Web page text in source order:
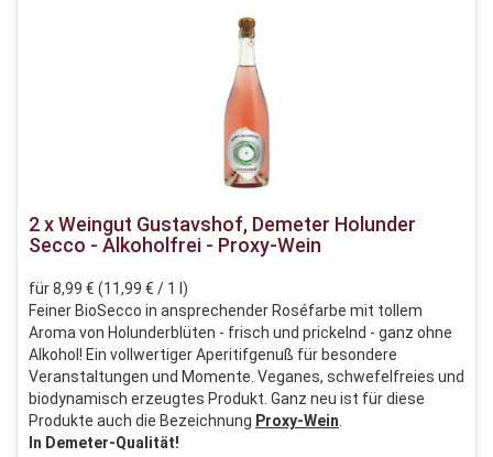
2 x Weingut Gustavshof, Demeter Holunder
Secco - Alkoholfrei - Proxy-Wein
für 8,99 € (11,99 € / 1 l)
Feiner BioSecco in ansprechender Roséfarbe mit tollem
Aroma von Holunderblüten - frisch und prickelnd - ganz ohne
Alkohol! Ein vollwertiger Aperitifgenuß für besondere
Veranstaltungen und Momente. Veganes, schwefelfreies und
biodynamisch erzeugtes Produkt. Ganz neu ist für diese
Produkte auch die Bezeichnung Proxy-Wein
In Demeter-Qualität!